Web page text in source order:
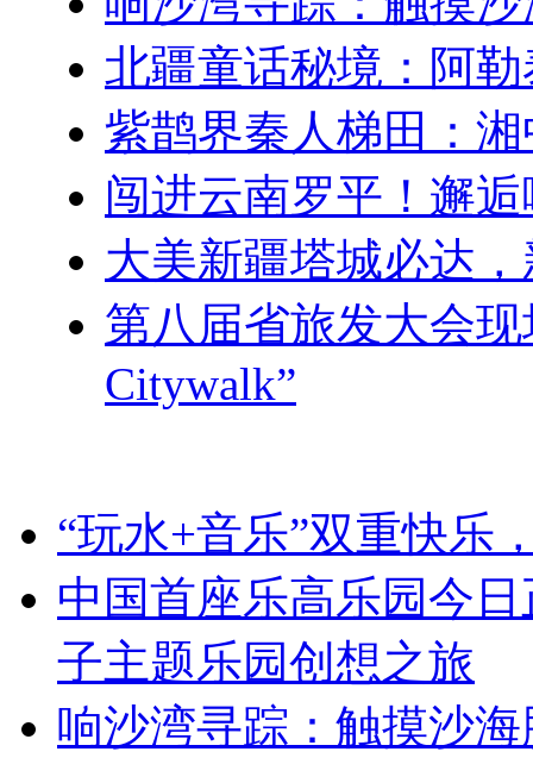
北疆童话秘境：阿
紫鹊界秦人梯田：
闯进云南罗平！邂
大美新疆塔城必达
第八届省旅发大会
Citywalk”
“玩水+音乐”双重快乐
中国首座乐高乐园今
子主题乐园创想之旅
响沙湾寻踪：触摸沙